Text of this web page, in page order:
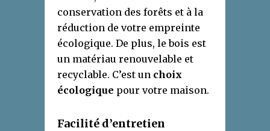
conservation des forêts et à la
réduction de votre empreinte
écologique. De plus, le bois est
un matériau renouvelable et
recyclable. C’est un choix
écologique pour votre maison.
Facilité d’entretien